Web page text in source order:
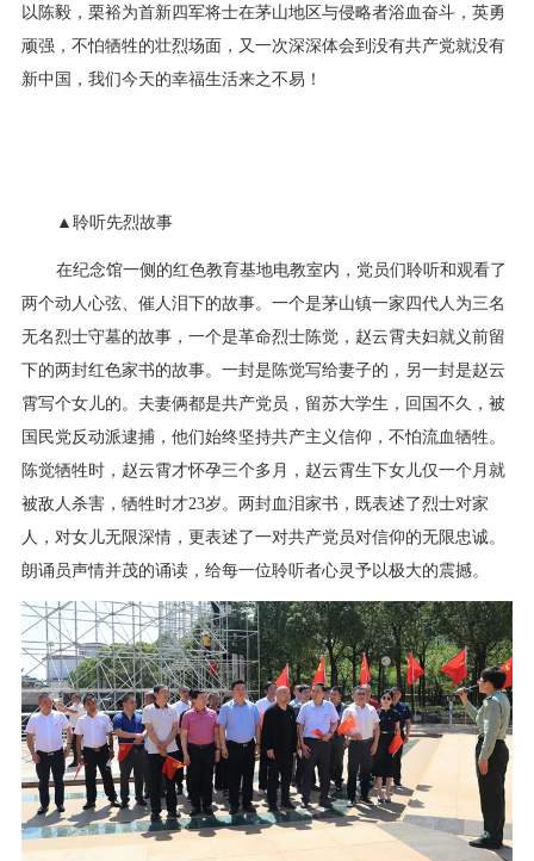
以陈毅，栗裕为首新四军将士在茅山地区与侵略者浴血奋斗，英勇
顽强，不怕牺牲的壮烈场面，又一次深深体会到没有共产党就没有
新中国，我们今天的幸福生活来之不易！
▲聆听先烈故事
在纪念馆一侧的红色教育基地电教室内，党员们聆听和观看了
两个动人心弦、催人泪下的故事。一个是茅山镇一家四代人为三名
无名烈士守墓的故事，一个是革命烈士陈觉，赵云霄夫妇就义前留
下的两封红色家书的故事。一封是陈觉写给妻子的，另一封是赵云
霄写个女儿的。夫妻俩都是共产党员，留苏大学生，回国不久，被
国民党反动派逮捕，他们始终坚持共产主义信仰，不怕流血牺牲。
陈觉牺牲时，赵云霄才怀孕三个多月，赵云霄生下女儿仅一个月就
被敌人杀害，牺牲时才23岁。两封血泪家书，既表述了烈士对家
人，对女儿无限深情，更表述了一对共产党员对信仰的无限忠诚。
朗诵员声情并茂的诵读，给每一位聆听者心灵予以极大的震撼。